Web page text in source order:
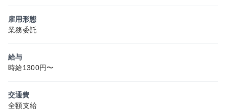
雇用形態
業務委託
給与
時給1300円〜
交通費
全額支給